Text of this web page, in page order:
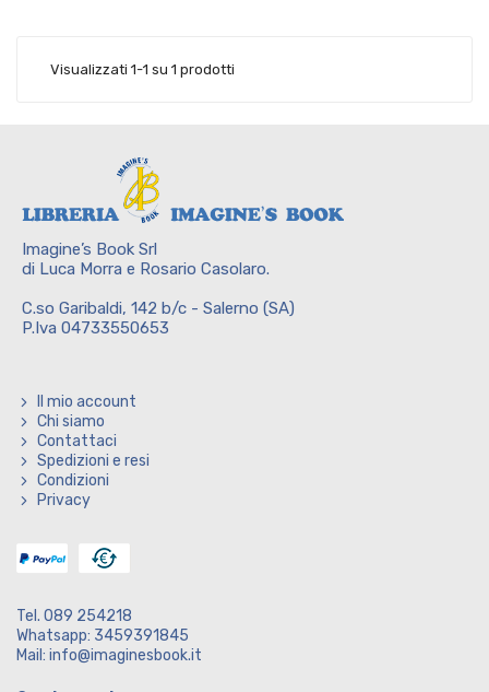
Visualizzati 1-1 su 1 prodotti
Imagine’s Book Srl
di Luca Morra e Rosario Casolaro.
C.so Garibaldi, 142 b/c - Salerno (SA)
P.Iva 04733550653
Il mio account
Chi siamo
Contattaci
Spedizioni e resi
Condizioni
Privacy
Tel. 089 254218
Whatsapp: 3459391845
Mail: info@imaginesbook.it